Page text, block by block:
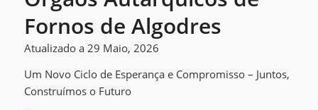
Fornos de Algodres
Atualizado a 29 Maio, 2026
Um Novo Ciclo de Esperança e Compromisso – Juntos,
Construímos o Futuro